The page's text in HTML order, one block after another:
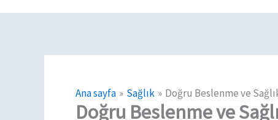
Ana sayfa Sağlık Doğru Beslenme ve
Doğru Beslenme ve